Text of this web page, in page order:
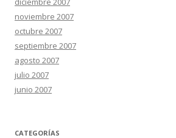
noviembre 2007
octubre 2007
septiembre 2007
agosto 2007
julio 2007
junio 2007
CATEGORÍAS